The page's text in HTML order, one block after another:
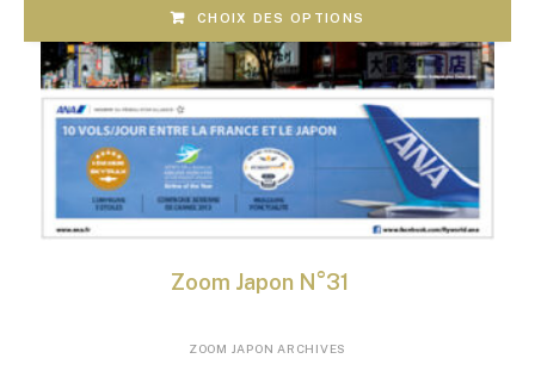
CHOIX DES OPTIONS
Zoom Japon N°31
ZOOM JAPON ARCHIVES